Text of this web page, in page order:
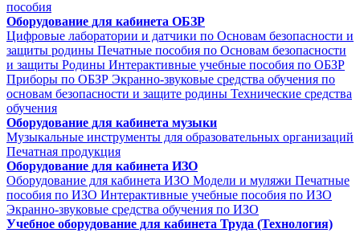
пособия
Оборудование для кабинета ОБЗР
Цифровые лаборатории и датчики по Основам безопасности и
защиты родины Печатные пособия по Основам безопасности
и защиты Родины Интерактивные учебные пособия по ОБЗР
Приборы по ОБЗР Экранно-звуковые средства обучения по
основам безопасности и защите родины Технические средства
обучения
Оборудование для кабинета музыки
Музыкальные инструменты для образовательных организаций
Печатная продукция
Оборудование для кабинета ИЗО
Оборудование для кабинета ИЗО Модели и муляжи Печатные
пособия по ИЗО Интерактивные учебные пособия по ИЗО
Экранно-звуковые средства обучения по ИЗО
Учебное оборудование для кабинета Труда (Технология)